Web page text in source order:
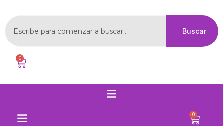
contenido
Buscar
Buscar
0
Carrito
Menú
0
Carrito